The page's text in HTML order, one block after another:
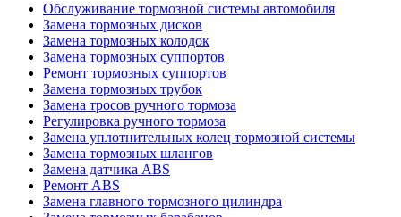
Обслуживание тормозной системы автомобиля
Замена тормозных дисков
Замена тормозных колодок
Замена тормозных суппортов
Ремонт тормозных суппортов
Замена тормозных трубок
Замена тросов ручного тормоза
Регулировка ручного тормоза
Замена уплотнительных колец тормозной системы
Замена тормозных шлангов
Замена датчика ABS
Ремонт ABS
Замена главного тормозного цилиндра